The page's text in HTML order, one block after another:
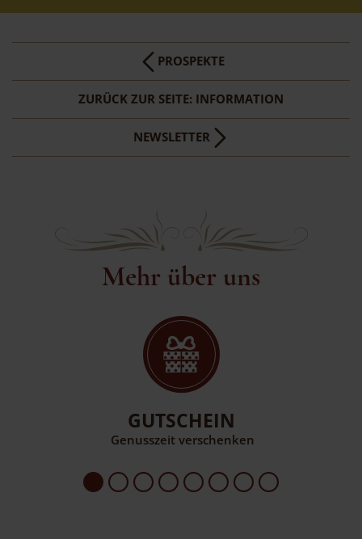
PROSPEKTE
ZURÜCK ZUR SEITE: INFORMATION
NEWSLETTER
Mehr über uns
GUTSCHEIN
Genusszeit verschenken